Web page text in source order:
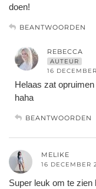
doen!
BEANTWOORDEN
REBECCA
AUTEUR
16
Helaas zat
haha
BEANTWOORDEN
MELIKE
16 DECEMBER
Super leuk om te zien